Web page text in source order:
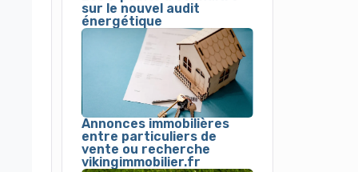
sur le nouvel audit
énergétique
Annonces immobilières
entre particuliers de
vente ou recherche
vikingimmobilier.fr